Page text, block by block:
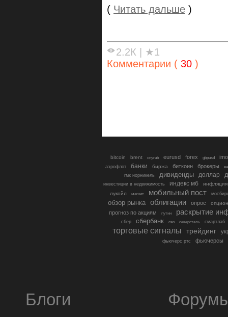
( Читать дальше )
2.2К | ★1
Комментарии ( 30 )
bitcoin brent cnyrub eurusd forex gbpusd
аэрофлот банки биржа биткоин брокеры
гмк норникель
дивиденды доллар
инвестиции в недвижимость индекс мб
инфляция
лукойл
магнит мобильный пост
обзор рынка облигации опрос
прогноз по акциям путин раскрытие
сбер сбербанк сво северсталь смартлаб
торговые сигналы трейдинг
фьючерс ртс фьючерсы
Блоги